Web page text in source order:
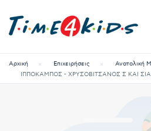
Αρχική Επιχειρήσεις
Ανατολική
ΙΠΠΟΚΑΜΠΟΣ - ΧΡΥΣΟΒΙΤΣΑΝΟΣ Σ ΚΑΙ